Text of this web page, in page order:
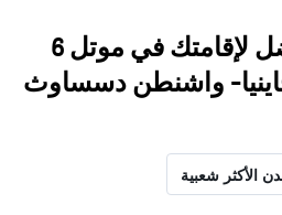
اعثر على نتائج أفضل لإقامتك في موتل 6
واشنطن دسساوث
الأكثر شعبية